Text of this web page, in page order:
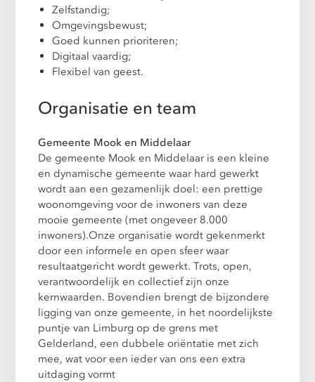
Zelfstandig;
Omgevingsbewust;
Goed kunnen prioriteren;
Digitaal vaardig;
Flexibel van geest.
Organisatie en team
Gemeente Mook en Middelaar
De gemeente Mook en Middelaar is een kleine
en dynamische gemeente waar hard gewerkt
wordt aan een gezamenlijk doel: een prettige
woonomgeving voor de inwoners van deze
mooie gemeente (met ongeveer 8.000
inwoners).Onze organisatie wordt gekenmerkt
door een informele en open sfeer waar
resultaatgericht wordt gewerkt. Trots, open,
verantwoordelijk en collectief zijn onze
kernwaarden. Bovendien brengt de bijzondere
ligging van onze gemeente, in het noordelijkste
puntje van Limburg op de grens met
Gelderland, een dubbele oriëntatie met zich
mee, wat voor een ieder van ons een extra
uitdaging vormt